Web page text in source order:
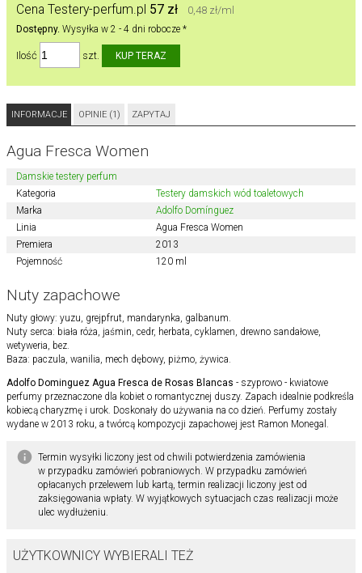
Cena Testery-perfum.pl 57 zł 0,48 zł/ml
Dostępny. Wysyłka w 2 - 4 dni robocze *
Ilość szt.
INFORMACJE OPINIE (1) ZAPYTAJ
Agua Fresca Women
Damskie testery perfum
Kategoria
Testery damskich wód toaletowych
Marka
Adolfo Domínguez
Linia
Agua Fresca Women
Premiera
2013
Pojemność
120 ml
Nuty zapachowe
Nuty głowy: yuzu, grejpfrut, mandarynka, galbanum.
Nuty serca: biała róża, jaśmin, cedr, herbata, cyklamen, drewno sandałowe,
wetyweria, bez.
Baza: paczula, wanilia, mech dębowy, piżmo, żywica.
Adolfo Dominguez Agua Fresca de Rosas Blancas - szyprowo - kwiatowe
perfumy przeznaczone dla kobiet o romantycznej duszy. Zapach idealnie podkreśla
kobiecą charyzmę i urok. Doskonały do używania na co dzień. Perfumy zostały
wydane w 2013 roku, a twórcą kompozycji zapachowej jest Ramon Monegal.
Termin wysyłki liczony jest od chwili potwierdzenia zamówienia
w przypadku zamówień pobraniowych. W przypadku zamówień
opłacanych przelewem lub kartą, termin realizacji liczony jest od
zaksięgowania wpłaty. W wyjątkowych sytuacjach czas realizacji może
ulec wydłużeniu.
UŻYTKOWNICY WYBIERALI TEŻ